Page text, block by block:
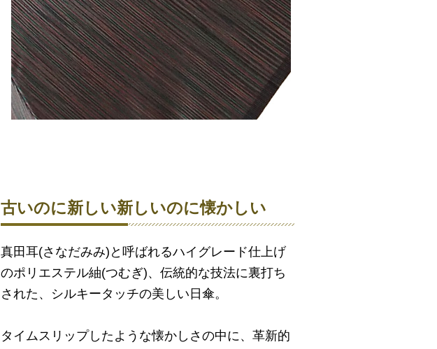
古いのに新しい新しいのに懐かしい
真田耳(さなだみみ)と呼ばれるハイグレード仕上げ
のポリエステル紬(つむぎ)、伝統的な技法に裏打ち
された、シルキータッチの美しい日傘。
タイムスリップしたような懐かしさの中に、革新的